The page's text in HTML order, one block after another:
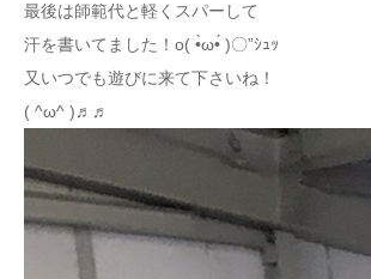
最後は師範代と軽くスパーして
汗を書いてました！o( •̀ω•́ )〇”ｼｭｯ
又いつでも遊びに来て下さいね！
( ^ω^ )♬♬